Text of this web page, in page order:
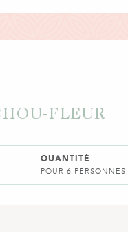
FLEUR
QUANTITÉ
POUR 6 PERSONNES